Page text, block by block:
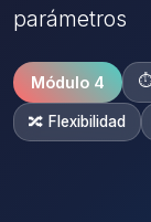
parámetros
Módulo 4
🔀 Flexibilidad